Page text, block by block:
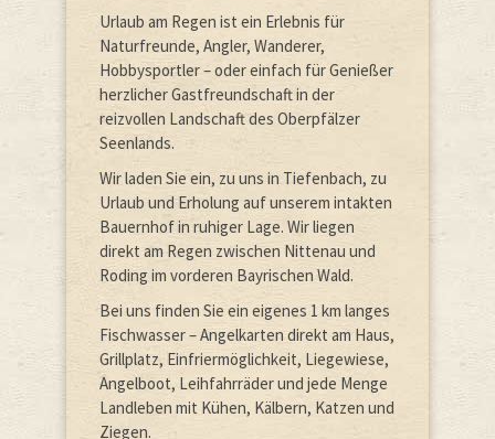
Urlaub am Regen ist ein Erlebnis für
Naturfreunde, Angler, Wanderer,
Hobbysportler – oder einfach für Genießer
herzlicher Gastfreundschaft in der
reizvollen Landschaft des Oberpfälzer
Seenlands.
Wir laden Sie ein, zu uns in Tiefenbach, zu
Urlaub und Erholung auf unserem intakten
Bauernhof in ruhiger Lage. Wir liegen
direkt am Regen zwischen Nittenau und
Roding im vorderen Bayrischen Wald.
Bei uns finden Sie ein eigenes 1 km langes
Fischwasser – Angelkarten direkt am Haus,
Grillplatz, Einfriermöglichkeit, Liegewiese,
Angelboot, Leihfahrräder und jede Menge
Landleben mit Kühen, Kälbern, Katzen und
Ziegen.